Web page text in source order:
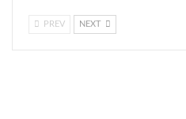
PREV NEXT